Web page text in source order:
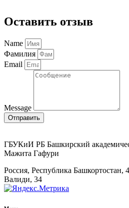
Оставить отзыв
Name
Фамилия
Email
Message
Отправить
ГБУКиИ РБ Башкирский
Мажита Гафури
Россия, Республика Башкортостан,
Валиди, 34